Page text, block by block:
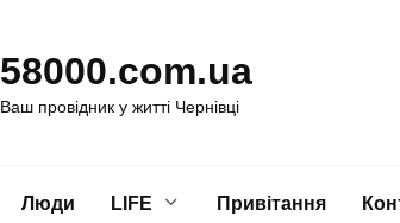
58000.com.ua
Ваш провідник у житті Чернівці
Люди LIFE Привітання